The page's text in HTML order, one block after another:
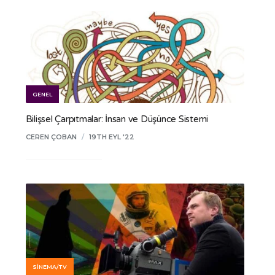
GENEL
Bilişsel Çarpıtmalar: İnsan ve Düşünce Sistemi
CEREN ÇOBAN / 19TH EYL '22
SINEMA/TV